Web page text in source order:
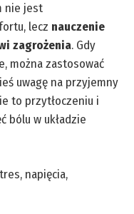
nie jest
lecz nauczenie
zagrożenia. Gdy
można zastosować
uwagę na przyjemny
to przytłoczeniu i
bólu w układzie
napięcia,